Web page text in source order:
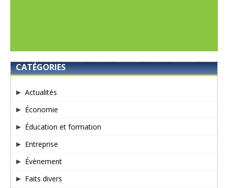
CATÉGORIES
Actualités
Économie
Éducation et formation
Entreprise
Évènement
Faits divers